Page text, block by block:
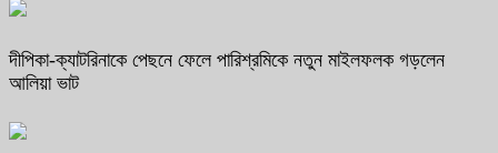
দীপিকা-ক্যাটরিনাকে পেছনে ফেলে পারিশ্রমিকে নতুন মাইলফলক গড়লেন
আলিয়া ভাট